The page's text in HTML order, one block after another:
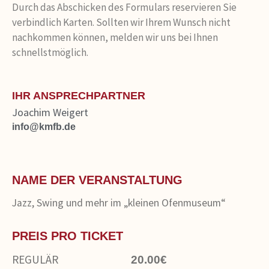
Durch das Abschicken des Formulars reservieren Sie
verbindlich Karten. Sollten wir Ihrem Wunsch nicht
nachkommen können, melden wir uns bei Ihnen
schnellstmöglich.
IHR ANSPRECHPARTNER
Joachim Weigert
info@kmfb.de
NAME DER VERANSTALTUNG
Jazz, Swing und mehr im „kleinen Ofenmuseum“
PREIS PRO TICKET
REGULÄR 20.00€